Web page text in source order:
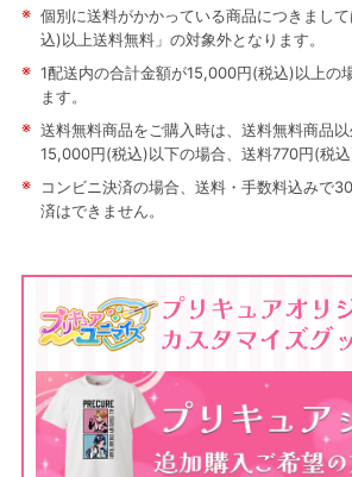
※ 個別に送料がかかっている商品につきまし
込)以上送料無料」の対象外となります。
※ 1配送内の合計金額が15,000円(税込)以上の
ます。
※ 送料無料商品をご購入時は、送料無料商品
15,000円(税込)以下の場合、送料770円(税込
※
コンビニ決済の場合、送料・手数料込みで
済はできません。